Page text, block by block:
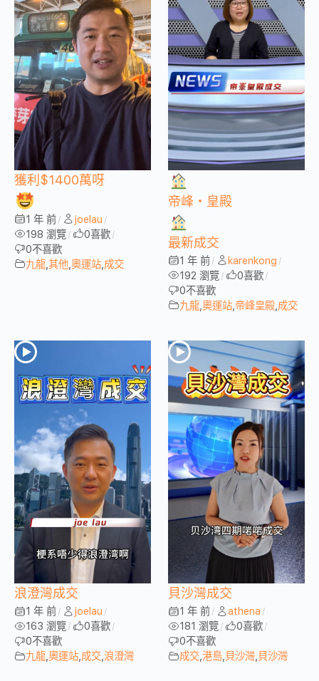
獲利$1400萬呀
1 年 前 / joelau /
198 瀏覽 / 0喜歡 /
0不喜歡
九龍 其他 奧運站 成交
帝峰・皇殿
最新成交
1 年 前 / karenkong /
192 瀏覽 / 0喜歡 /
0不喜歡
九龍 奧運站 帝峰皇殿 成交
浪澄灣成交
1 年 前 / joelau /
163 瀏覽 / 0喜歡 /
0不喜歡
九龍 奧運站 成交 浪澄灣
貝沙灣成交
1 年 前 / athena /
181 瀏覽 / 0喜歡 /
0不喜歡
成交 港島 貝沙灣 貝沙灣